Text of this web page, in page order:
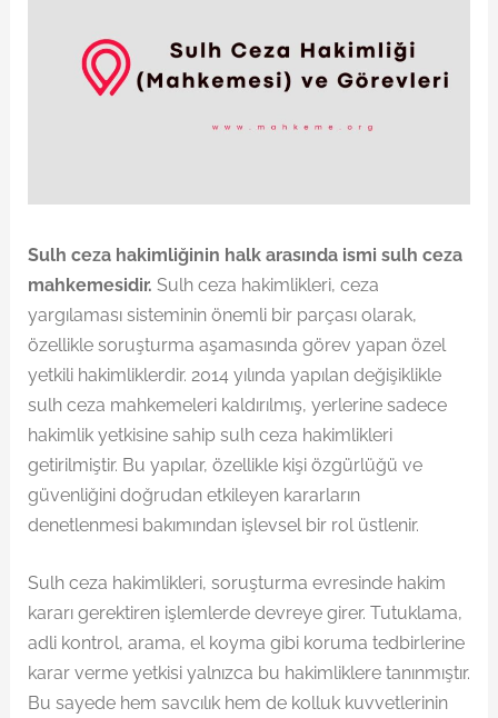
Sulh ceza hakimliğinin halk arasında ismi sulh ceza
mahkemesidir. Sulh ceza hakimlikleri, ceza
yargılaması sisteminin önemli bir parçası olarak,
özellikle soruşturma aşamasında görev yapan özel
yetkili hakimliklerdir. 2014 yılında yapılan değişiklikle
sulh ceza mahkemeleri kaldırılmış, yerlerine sadece
hakimlik yetkisine sahip sulh ceza hakimlikleri
getirilmiştir. Bu yapılar, özellikle kişi özgürlüğü ve
güvenliğini doğrudan etkileyen kararların
denetlenmesi bakımından işlevsel bir rol üstlenir.
Sulh ceza hakimlikleri, soruşturma evresinde hakim
kararı gerektiren işlemlerde devreye girer. Tutuklama,
adli kontrol, arama, el koyma gibi koruma tedbirlerine
karar verme yetkisi yalnızca bu hakimliklere tanınmıştır.
Bu sayede hem savcılık hem de kolluk kuvvetlerinin